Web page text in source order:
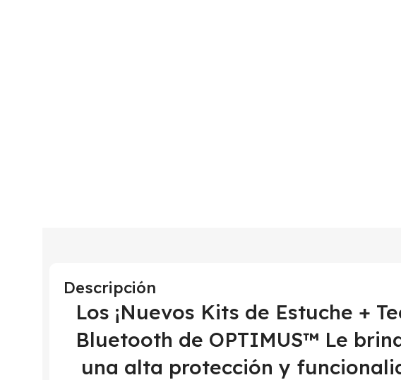
Descripción
Los ¡Nuevos Kits de Estuche +
Bluetooth de OPTIMUS™ Le
una alta protección y